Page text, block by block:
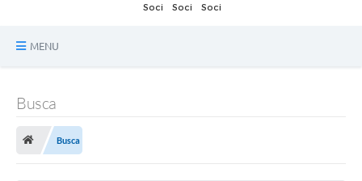
MENU
Publicações
Busca
Busca